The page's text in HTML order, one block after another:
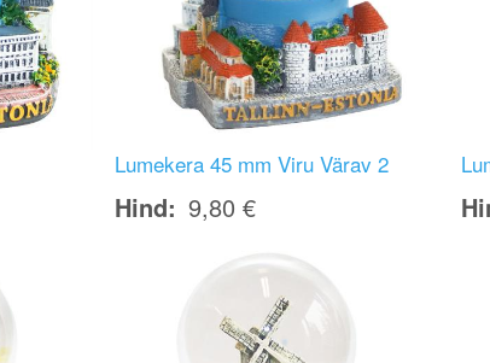
Lumekera 45 mm Viru Värav 2
Hind 9,80 €